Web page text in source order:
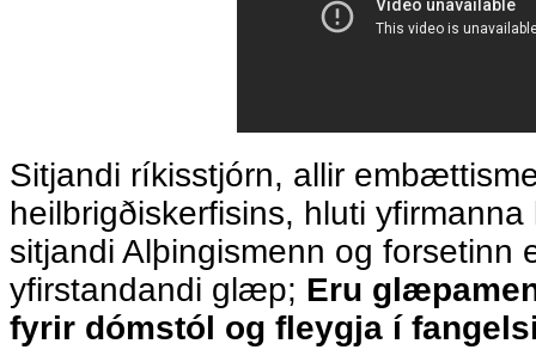
Sitjandi ríkisstjórn, allir
heilbrigðiskerfisins, hluti
sitjandi Alþingismenn og forsetinn
yfirstandandi glæp; Eru
fyrir dómstól og fleygja í